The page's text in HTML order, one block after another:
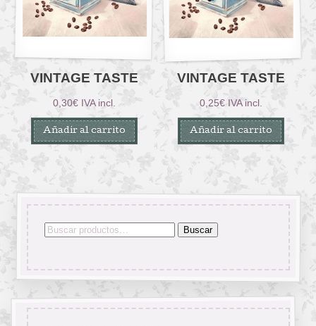
VINTAGE TASTE
0,30€ IVA incl.
Añadir al carrito
VINTAGE TASTE
0,25€ IVA incl.
Añadir al carrito
Buscar
Buscar